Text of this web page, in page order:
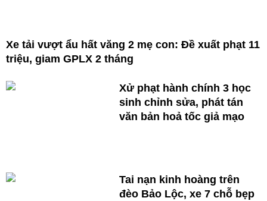
Xe tải vượt ẩu hất văng 2 mẹ con: Đề xuất phạt 11
triệu, giam GPLX 2 tháng
Xử phạt hành chính 3 học
sinh chỉnh sửa, phát tán
văn bản hoả tốc giả mạo
Tai nạn kinh hoàng trên
đèo Bảo Lộc, xe 7 chỗ bẹp